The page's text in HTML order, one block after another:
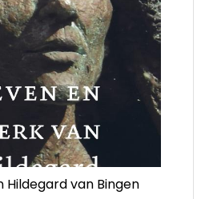
Hildegard van Bingen